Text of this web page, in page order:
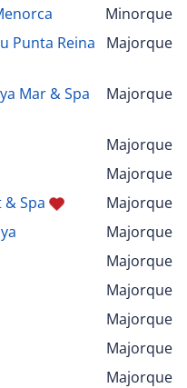
Minorque
Punta Reina
Majorque
Mar & Spa Majorque
Majorque
Majorque
Spa
Majorque
Majorque
Majorque
Majorque
Majorque
Majorque
Majorque